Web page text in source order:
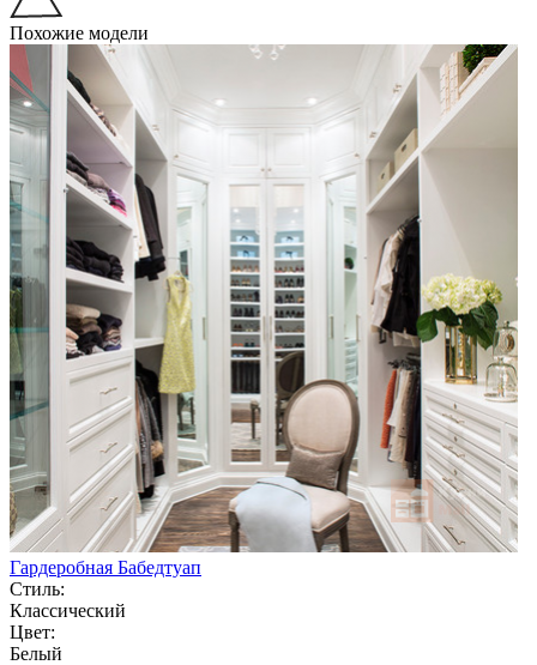
Похожие модели
Гардеробная Бабедтуап
Стиль:
Классический
Цвет:
Белый